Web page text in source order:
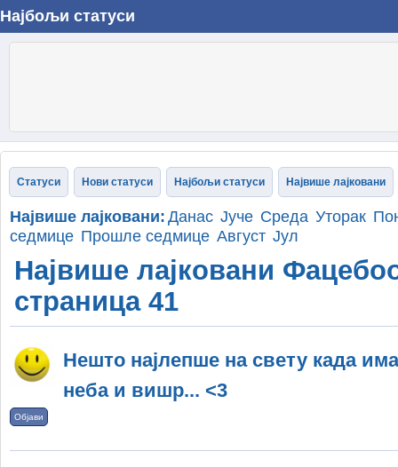
Најбољи статуси
Статуси Нови статуси Најбољи статуси Највише лајковани
Највише лајковани:Данас Јуче Среда Уторак
седмице Прошле седмице Август Јул
Највише лајковани
страница 41
Нешто најлепше на свету када
неба и вишр... <3
Објави